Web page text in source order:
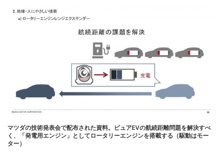
マツダの技術発表会で配布された資料。ピュアEVの航続距離問題を解決すべ
く、「発電用エンジン」としてロータリーエンジンを搭載する（駆動はモー
ター）